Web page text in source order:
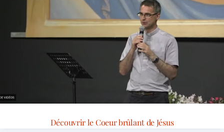
Découvrir le Coeur brûlant de Jésus